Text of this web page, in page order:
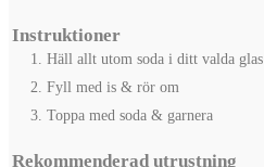
Instruktioner
Häll allt utom soda i ditt valda glas
Fyll med is & rör om
Toppa med soda & garnera
Rekommenderad utrustning